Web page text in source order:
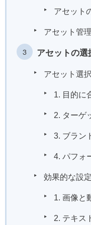
アセット
アセット管
アセットの選
アセット選
1. 目的に
2. ターゲ
3. ブラン
4. パフォ
効果的な設
1. 画像と
2. テキス